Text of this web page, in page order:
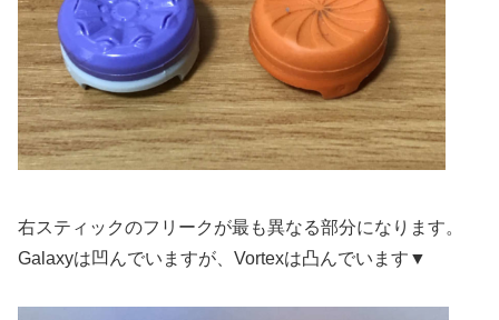
右スティックのフリークが最も異なる部分になります。
Galaxyは凹んでいますが、Vortexは凸んでいます▼